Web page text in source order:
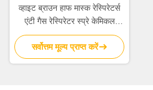
व्हाइट ब्राउन हाफ मास्क रेस्पिरेटर्स
एंटी गैस रेस्पिरेटर स्प्रे केमिकल
ऑर्गेनिक
सर्वोत्तम मूल्य प्राप्त करें